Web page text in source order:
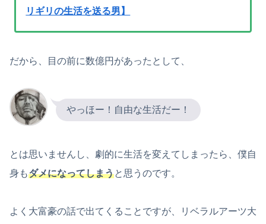
リギリの生活を送る男】
だから、目の前に数億円があったとして、
やっほー！自由な生活だー！
とは思いませんし、劇的に生活を変えてしまったら、僕自
身もダメになってしまうと思うのです。
よく大富豪の話で出てくることですが、リベラルアーツ大